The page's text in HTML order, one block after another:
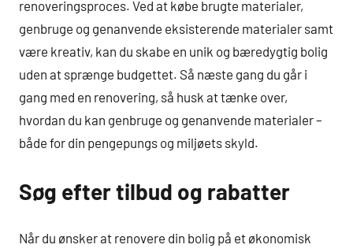
renoveringsproces. Ved at købe brugte materialer,
genbruge og genanvende eksisterende materialer samt
være kreativ, kan du skabe en unik og bæredygtig bolig
uden at sprænge budgettet. Så næste gang du går i
gang med en renovering, så husk at tænke over,
hvordan du kan genbruge og genanvende materialer –
både for din pengepungs og miljøets skyld.
Søg efter tilbud og rabatter
Når du ønsker at renovere din bolig på et økonomisk